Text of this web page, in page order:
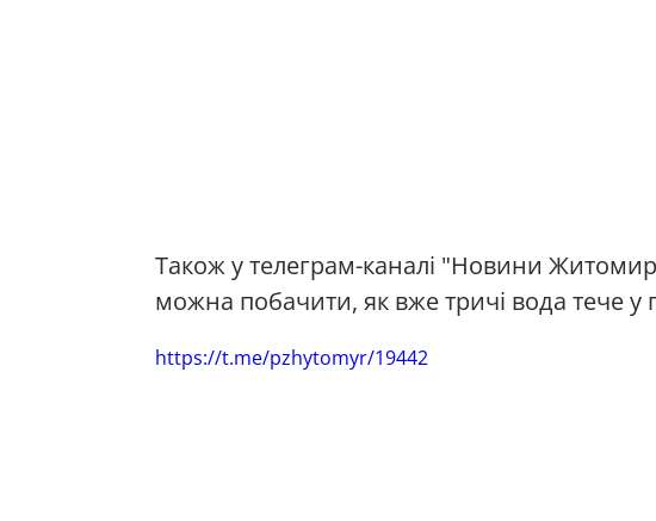
Також у телеграм-каналі "Новини
можна побачити, як вже тричі вода тече у
https://t.me/pzhytomyr/19442